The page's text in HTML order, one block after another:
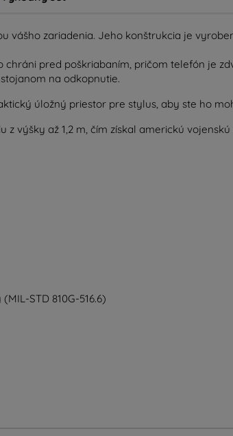
vášho zariadenia. Jeho konštrukcia je
pred poškriabaním, pričom telefón je
na odkopnutie.
úložný priestor pre stylus, aby ste ho
výšky až 1,2 m, čím získal americkú
STD 810G-516.6)